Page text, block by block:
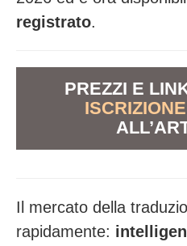
registrato.
PREZZI E
ISCRIZIONE
Il mercato della
rapidamente: